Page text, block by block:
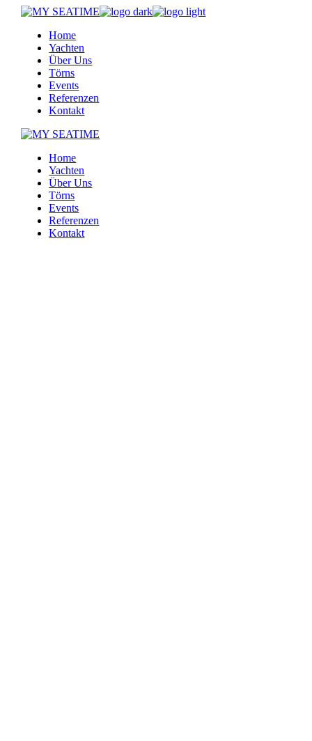
Skip
content
Home
Yachten
Über Uns
Törns
Events
Referenzen
Kontakt
Home
Yachten
Über Uns
Törns
Events
Referenzen
Kontakt